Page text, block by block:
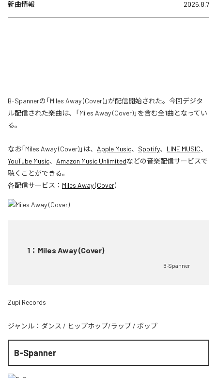
新曲情報 2026.8.7
B-Spannerの「Miles Away (Cover)」が配信開始された。今回デジタ
ル配信された楽曲は、「Miles Away (Cover)」を含む全1曲となってい
る。
なお「Miles Away (Cover)」は、 Apple Music、 Spotify、 LINE MUSIC、
YouTube Music、 Amazon Music Unlimitedなどの音楽配信サービスで
聴くことができる。
各配信サービス： Miles Away (Cover)
1 ： Miles Away (Cover)
B-Spanner
Zupi Records
ジャンル： ダンス / ヒップホップ/ラップ / ポップ
B-Spanner